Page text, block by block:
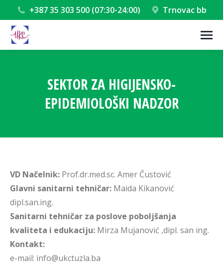
+387 35 303 500 (07:30-24:00) Trnovac bb
SEKTOR ZA HIGIJENSKO-
EPIDEMIOLOŠKI NADZOR
VD Načelnik: Prof.dr.med.sc. Amer Čustović
Glavni sanitarni tehničar: Maida Kikanović
dipl.san.ing.
Sanitarni tehničar za poslove poboljšanja
kvaliteta i edukaciju: Mirza Mujanović ,dipl. san ing.
Kontakt:
e-mail: info@ukctuzla.ba